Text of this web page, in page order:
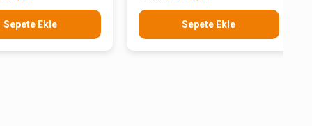
Sepete Ekle Sepete Ekle